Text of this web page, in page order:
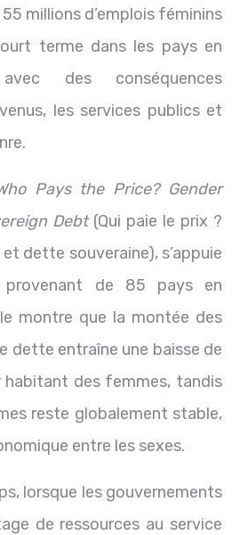
millions d’emplois féminins
terme dans les pays en
avec des conséquences
les services publics et
Pays the Price? Gender
Debt (Qui paie le prix ?
dette souveraine), s’appuie
provenant de 85 pays en
montre que la montée des
dette entraîne une baisse de
habitant des femmes, tandis
reste globalement stable,
entre les sexes.
lorsque les gouvernements
de ressources au service